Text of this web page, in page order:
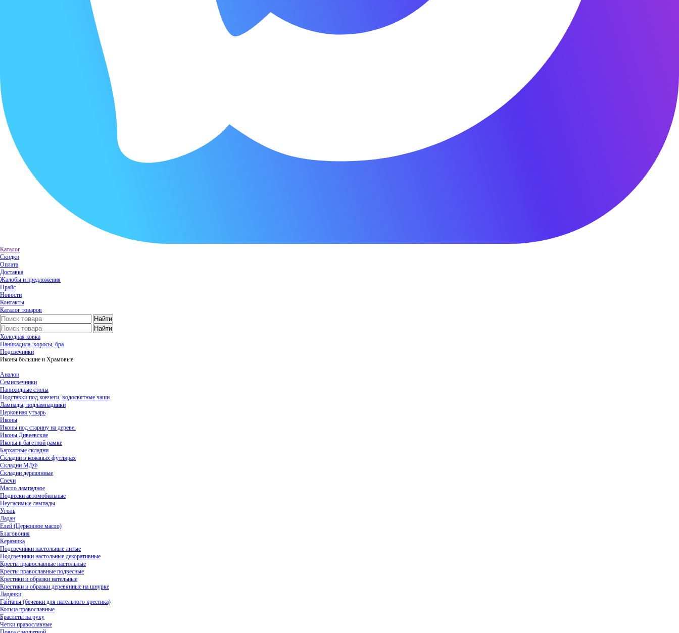
Каталог
Скидки
Оплата
Доставка
Жалобы и предложения
Прайс
Новости
Контакты
Каталог товаров
Холодная ковка
Паникадила, хоросы, бра
Подсвечники
Иконы большие и Храмовые
Аналои
Семисвечники
Панихидные столы
Подставки под ковчеги, водосвятные чаши
Лампады, подлампадники
Церковная утварь
Иконы
Иконы под старину на дереве.
Иконы Дивеевские
Иконы в багетной рамке
Бархатные складни
Складни в кожаных футлярах
Складни МДФ
Складни деревянные
Свечи
Масло лампадное
Подвески автомобильные
Неугасимые лампады
Уголь
Ладан
Елей (Церковное масло)
Благовония
Керамика
Подсвечники настольные литые
Подсвечники настольные декоративные
Кресты православные настольные
Кресты православные подвесные
Крестики и образки нательные
Крестики и образки деревянные на шнурке
Ладанки
Гайтаны (бечевки для нательного крестика)
Кольца православные
Браслеты на руку
Четки православные